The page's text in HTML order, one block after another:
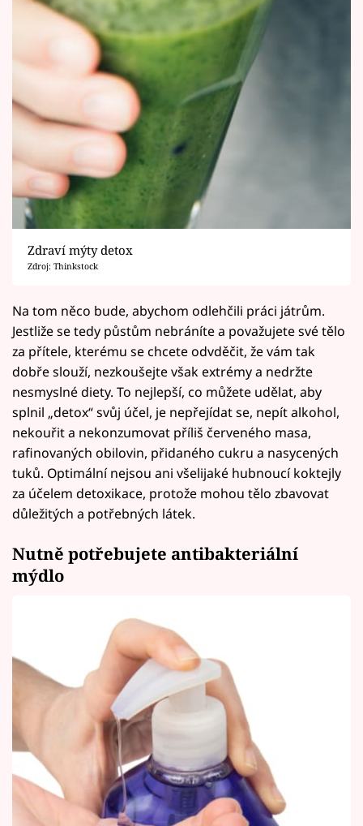
Zdraví mýty detox
Zdroj: Thinkstock
Na tom něco bude, abychom odlehčili práci játrům.
Jestliže se tedy půstům nebráníte a považujete své tělo
za přítele, kterému se chcete odvděčit, že vám tak
dobře slouží, nezkoušejte však extrémy a nedržte
nesmyslné diety. To nejlepší, co můžete udělat, aby
splnil „detox“ svůj účel, je nepřejídat se, nepít alkohol,
nekouřit a nekonzumovat příliš červeného masa,
rafinovaných obilovin, přidaného cukru a nasycených
tuků. Optimální nejsou ani všelijaké hubnoucí koktejly
za účelem detoxikace, protože mohou tělo zbavovat
důležitých a potřebných látek.
Nutně potřebujete antibakteriální
mýdlo